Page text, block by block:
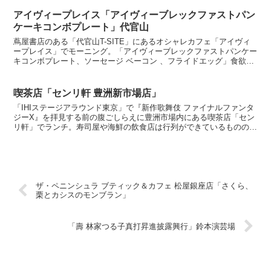
アイヴィープレイス「アイヴィーブレックファストパン
ケーキコンボプレート」代官山
蔦屋書店のある「代官山T-SITE」にあるオシャレカフェ「アイヴィ
ープレイス」でモーニング。「アイヴィーブレックファストパンケー
キコンボプレート、ソーセージ ベーコン 、フライドエッグ」食欲増
喫茶店「センリ軒 豊洲新市場店」
「IHIステージアラウンド東京」で『新作歌舞伎 ファイナルファンタ
ジーX』を拝見する前の腹ごしらえに豊洲市場内にある喫茶店「セン
リ軒」でランチ。寿司屋や海鮮の飲食店は行列ができているものの、
ザ・ペニンシュラ ブティック＆カフェ 松屋銀座店「さくら、
栗とカシスのモンブラン」
「壽 林家つる子真打昇進披露興行」鈴本演芸場